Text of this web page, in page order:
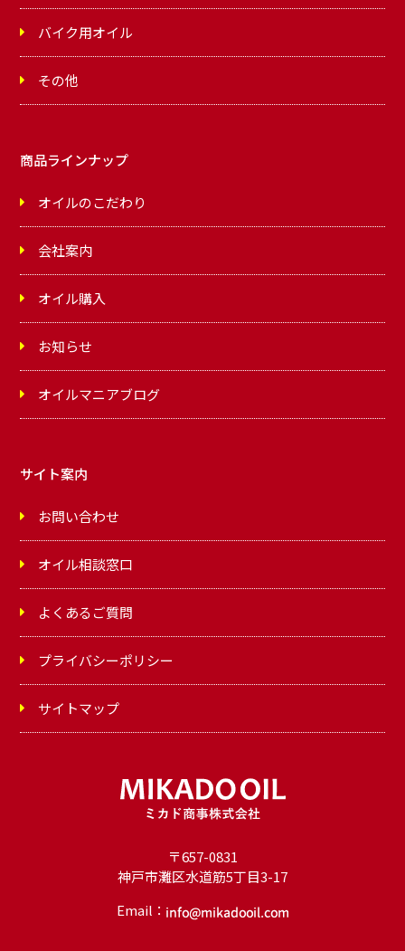
〒657-0831
神戸市灘区水道筋5丁目3-17
Email：
バイク用オイル
その他
商品ラインナップ
オイルのこだわり
会社案内
オイル購入
お知らせ
オイルマニアブログ
サイト案内
お問い合わせ
オイル相談窓口
よくあるご質問
プライバシーポリシー
サイトマップ